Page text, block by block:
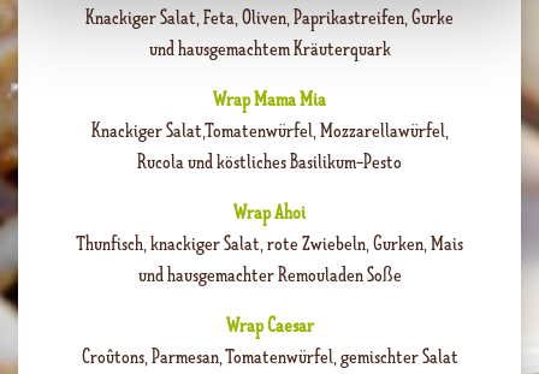
Knackiger Salat, Feta, Oliven, Paprikastreifen, Gurke
und hausgemachtem Kräuterquark
Wrap Mama Mia
Knackiger Salat,Tomatenwürfel, Mozzarellawürfel,
Rucola und köstliches Basilikum-Pesto
Wrap Ahoi
Thunfisch, knackiger Salat, rote Zwiebeln, Gurken, Mais
und hausgemachter Remouladen Soße
Wrap Caesar
Croûtons, Parmesan, Tomatenwürfel, gemischter Salat